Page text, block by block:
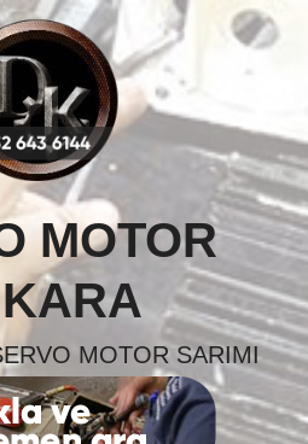
MOTOR
MOTOR SARIMI